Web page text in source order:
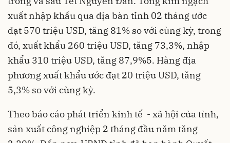
xuất nhập khẩu qua địa bàn tỉnh 02 tháng ước
đạt 570 triệu USD, tăng 81% so với cùng kỳ, trong
đó, xuất khẩu 260 triệu USD, tăng 73,3%, nhập
khẩu 310 triệu USD, tăng 87,9%5. Hàng địa
phương xuất khẩu ước đạt 20 triệu USD, tăng
5,3% so với cùng kỳ.
Theo báo cáo phát triển kinh tế - xã hội của tỉnh,
sản xuất công nghiệp 2 tháng đầu năm tăng